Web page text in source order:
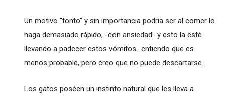
Un motivo "tonto" y sin importancia podria ser al comer lo
haga demasiado rápido, -con ansiedad- y esto la esté
llevando a padecer estos vómitos.. entiendo que es
menos probable, pero creo que no puede descartarse.
Los gatos poséen un instinto natural que les lleva a